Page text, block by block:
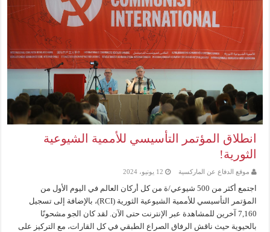
انطلاق المؤتمر التأسيسي للأممية الشيوعية
الثورية!
موقع الدفاع عن الماركسية 12 يونيو، 2024
اجتمع أكثر من 500 شيوعي/ة من كل أركان العالم في اليوم الأول من
المؤتمر التأسيسي للأممية الشيوعية الثورية (RCI)، بالإضافة إلى تسجيل
7,160 آخرين للمشاهدة عبر الإنترنت حتى الآن. لقد كان الجو مشحونًا
بالحيوية حيث ناقش الرفاق الصراع الطبقي في كل القارات، مع التركيز على